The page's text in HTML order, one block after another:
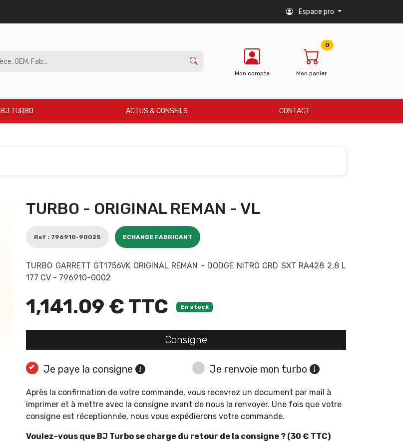
Espace pro
Mon compte Mon panier
0
BJ TURBO ACTUS & CONSEILS CONTACT
TURBO - ORIGINAL REMAN - VL
Ref : 796910-9002S ECHANGE FABRICANT
TURBO GARRETT GT1756VK ORIGINAL REMAN - DODGE NITRO CRD SXT RA428 2,8 L
177 CV - 796910-0002
1,141.09 € TTC En stock
Consigne
Je paye la consigne Je renvoie mon turbo
Après la confirmation de votre commande, vous recevrez un document par mail à
imprimer et à mettre avec la consigne avant de nous la renvoyer. Une fois que votre
consigne est réceptionnée, nous vous expédierons votre commande.
Voulez-vous que BJ Turbo se charge du retour de la consigne ? (30 € TTC)